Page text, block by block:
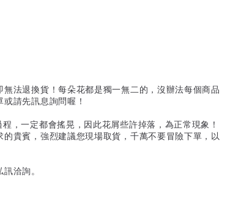
法退換貨！每朵花都是獨一無二的，沒辦法每個商品
請先訊息詢問喔！
，一定都會搖晃，因此花屑些許掉落，為正常現象！
貴賓，強烈建議您現場取貨，千萬不要冒險下單，以
洽詢。